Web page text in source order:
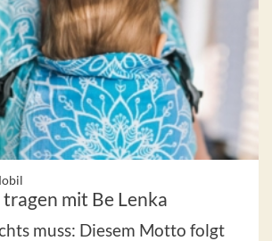
mit Be Lenka
muss: Diesem Motto folgt